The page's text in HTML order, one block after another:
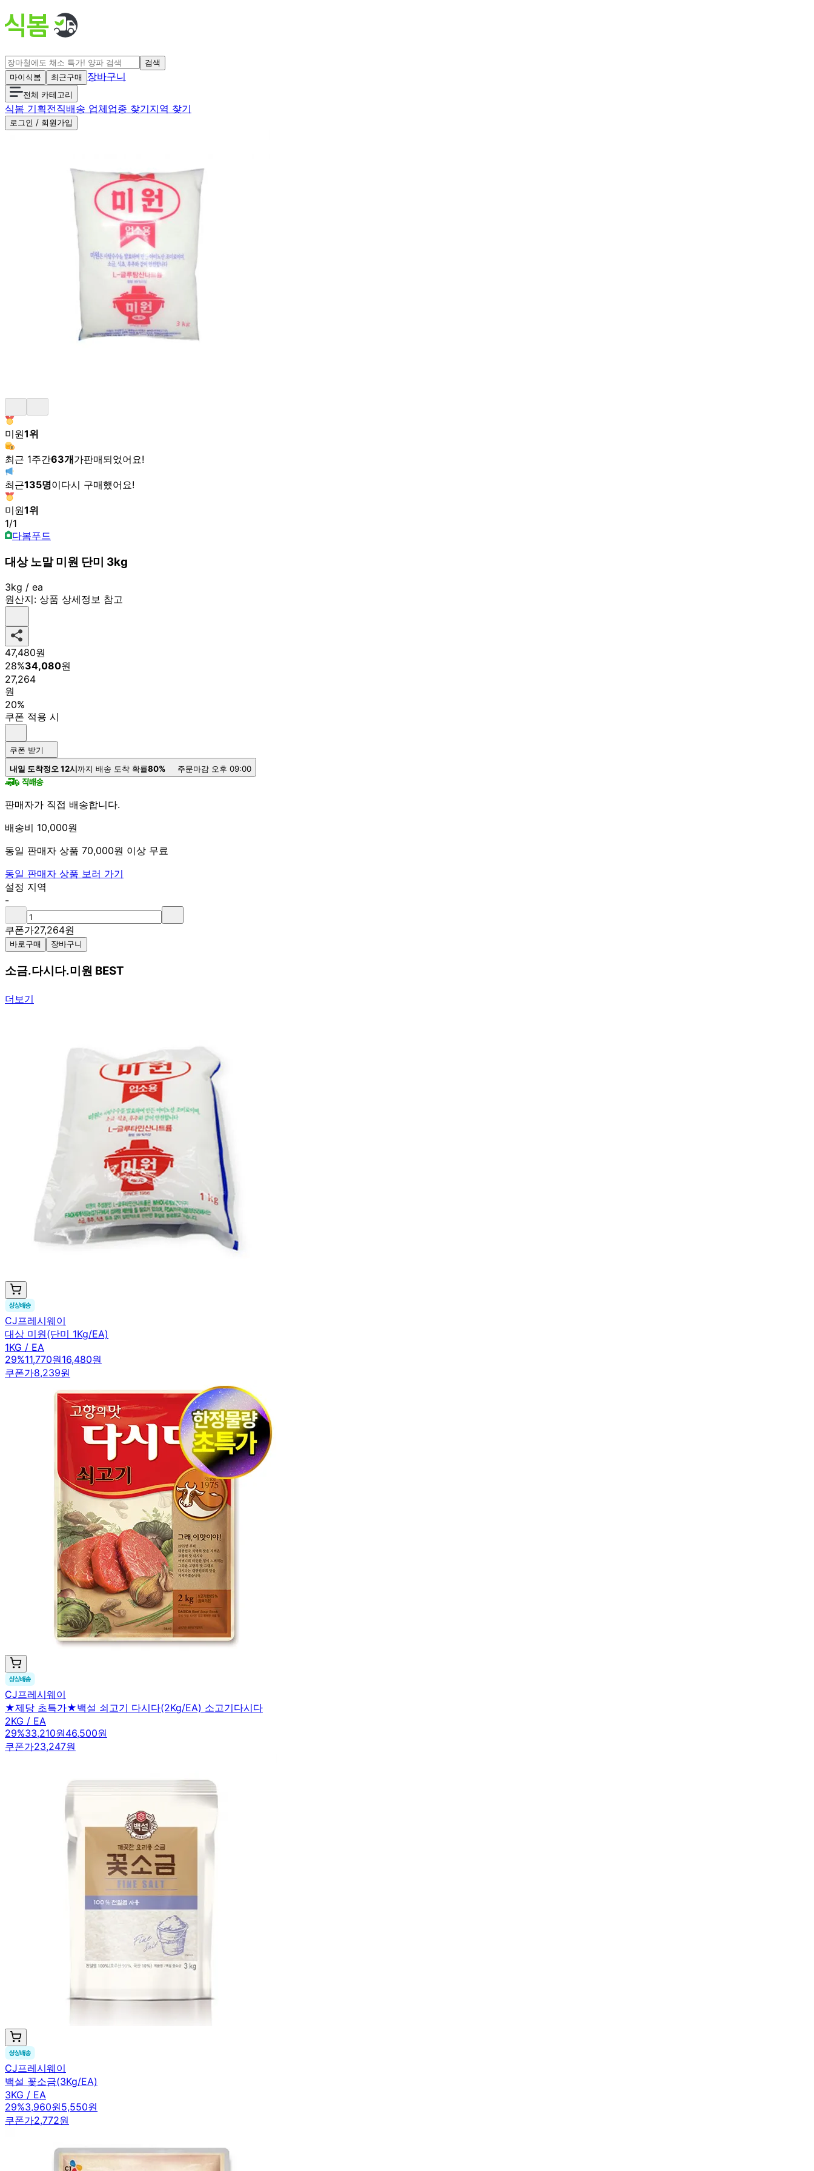
검색
마이식봄
최근구매 장바구니
전체 카테고리
식봄 기획전직배송 업체업종 찾기지역 찾기
로그인 / 회원가입
미원1위
최근 1주간63개가판매되었어요!
최근135명이다시 구매했어요!
미원1위
1/1
다봄푸드
대상 노말 미원 단미 3kg
3kg / ea
원산지: 상품 상세정보 참고
47,480원
28%34,080원
27,264
원
20%
쿠폰 적용 시
쿠폰 받기
내일 도착정오 12시까지 배송 도착 확률80% 주문마감 오후 09:00
판매자가 직접 배송합니다.
배송비 10,000원
동일 판매자 상품 70,000원 이상 무료
동일 판매자 상품 보러 가기
설정 지역
-
쿠폰가27,264원
바로구매 장바구니
소금.다시다.미원 BEST
더보기
CJ프레시웨이
대상 미원(단미 1Kg/EA)
1KG / EA
29%11,770원16,480원
쿠폰가8,239원
CJ프레시웨이
★제당 초특가★백설 쇠고기 다시다(2Kg/EA) 소고기다시다
2KG / EA
29%33,210원46,500원
쿠폰가23,247원
CJ프레시웨이
백설 꽃소금(3Kg/EA)
3KG / EA
29%3,960원5,550원
쿠폰가2,772원